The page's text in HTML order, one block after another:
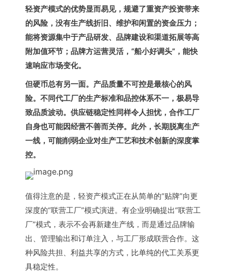
轻资产模式的优势显而易见，规避了重资产投资带来
的风险，没有生产线折旧、维护和闲置的资金压力；
能将资源集中于产品研发、品牌建设和渠道拓展等高
附加值环节；品牌方运营灵活，“船小好调头”，能快
速响应市场变化。
但硬币总有另一面。产品质量不可控是最核心的风
险。不同代工厂的生产标准和品控体系不一，极易导
致品质波动。供应链稳定性同样令人担忧，合作工厂
自身也可能因经营不善而关停。此外，长期脱离生产
一线，可能削弱企业对生产工艺和技术创新的深度掌
控。
值得注意的是，轻资产模式正在从简单的“贴牌”向更
深度的“联营工厂”模式演进。有企业明确提出“联营工
厂”模式，表示不会再新建生产线，而是通过品牌输
出、管理输出和订单注入，与工厂形成联营合作。这
种风险共担、利益共享的方式，比单纯的代工关系更
具稳定性。